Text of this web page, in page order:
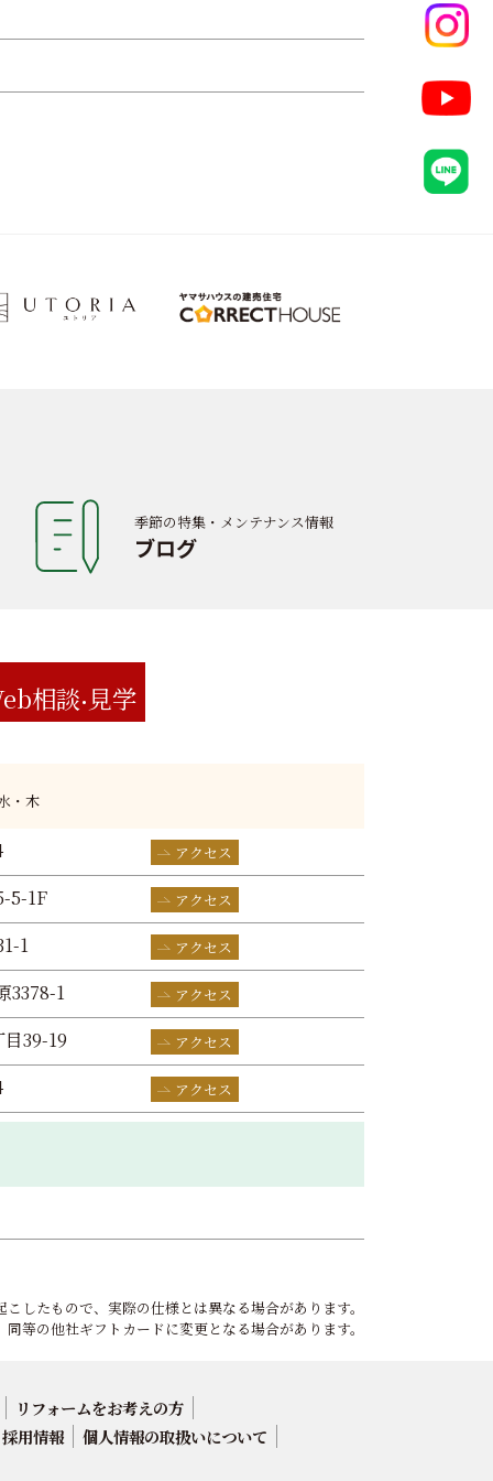
季節の特集・メンテナンス情報
ブログ
相談 見学
・木
アクセス
5-1F アクセス
1 アクセス
3378-1 アクセス
39-19 アクセス
アクセス
したもので、実際の仕様とは異なる場合があります。
等の他社ギフトカードに変更となる場合があります。
リフォームをお考えの方
採用情報
個人情報の取扱いについて